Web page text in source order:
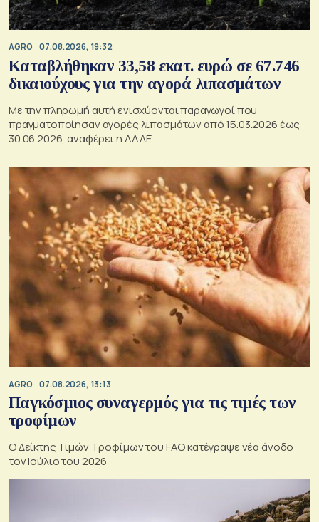
AGRO 07.08.2026, 19:32
Καταβλήθηκαν 33,58 εκατ. ευρώ σε 67.746
δικαιούχους για την αγορά λιπασμάτων
Με την πληρωμή αυτή ενισχύονται παραγωγοί που
πραγματοποίησαν αγορές λιπασμάτων από 15.03.2026 έως
30.06.2026, αναφέρει η ΑΑΔΕ
AGRO 07.08.2026, 13:13
Παγκόσμιος συναγερμός για τις τιμές των
τροφίμων
Ο Δείκτης Τιμών Τροφίμων του FAO κατέγραψε νέα άνοδο
τον Ιούλιο του 2026